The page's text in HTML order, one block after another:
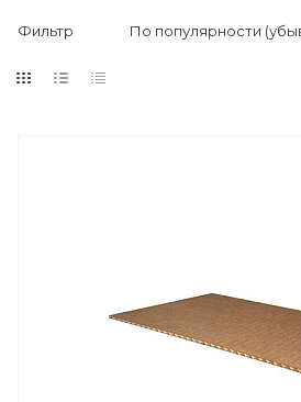
Фильтр По популярности